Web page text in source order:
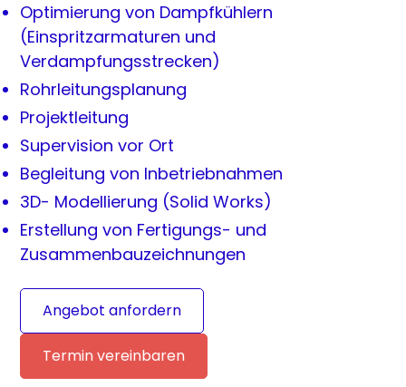
Optimierung von Dampfkühlern
(Einspritzarmaturen und
Verdampfungsstrecken)
Rohrleitungsplanung
Projektleitung
Supervision vor Ort
Begleitung von Inbetriebnahmen
3D- Modellierung (Solid Works)
Erstellung von Fertigungs- und
Zusammenbauzeichnungen
Angebot anfordern
Termin vereinbaren